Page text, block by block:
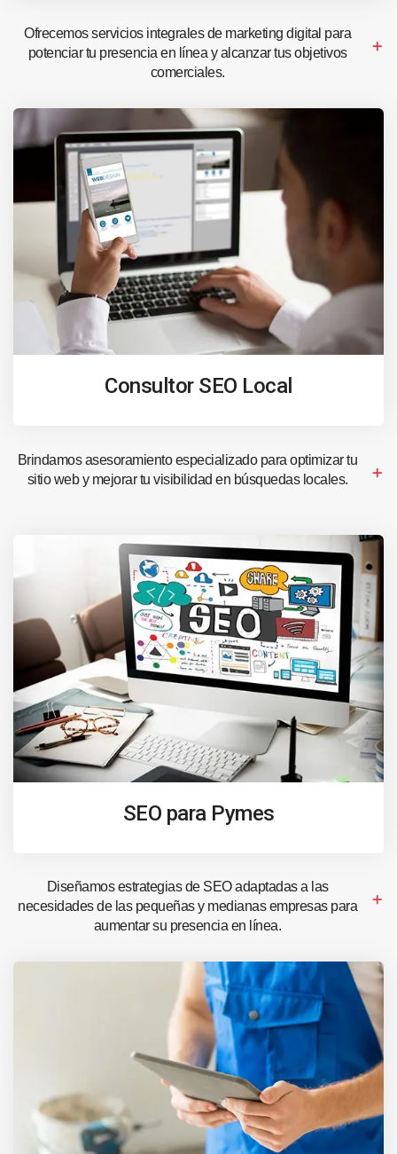
Ofrecemos servicios integrales de marketing digital para
potenciar tu presencia en línea y alcanzar tus objetivos
comerciales.
Consultor SEO Local
Brindamos asesoramiento especializado para optimizar tu
sitio web y mejorar tu visibilidad en búsquedas locales.
SEO para Pymes
Diseñamos estrategias de SEO adaptadas a las
necesidades de las pequeñas y medianas empresas para
aumentar su presencia en línea.